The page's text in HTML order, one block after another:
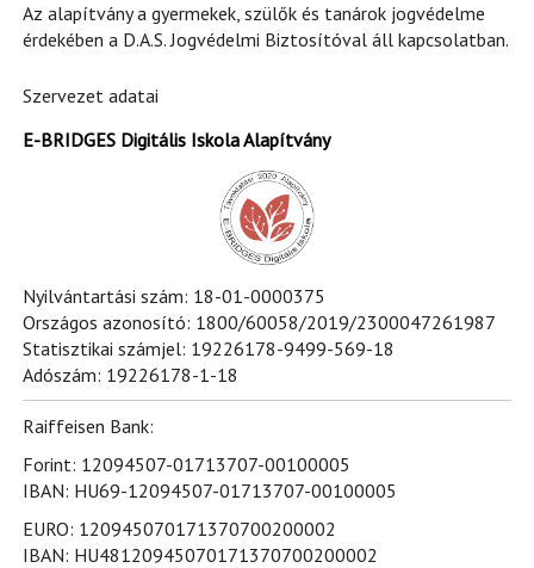
Az alapítvány a gyermekek, szülők és tanárok jogvédelme
érdekében a D.A.S. Jogvédelmi Biztosítóval áll kapcsolatban.
Szervezet adatai
E-BRIDGES Digitális Iskola Alapítvány
Nyilvántartási szám: 18-01-0000375
Országos azonosító: 1800/60058/2019/2300047261987
Statisztikai számjel: 19226178-9499-569-18
Adószám: 19226178-1-18
Raiffeisen Bank:
Forint: 12094507-01713707-00100005
IBAN: HU69-12094507-01713707-00100005
EURO: 120945070171370700200002
IBAN: HU48120945070171370700200002